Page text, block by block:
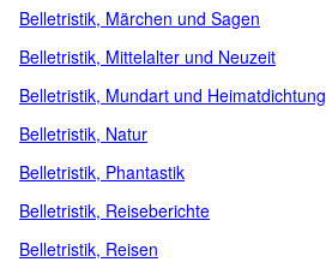
Belletristik, Märchen und Sagen
Belletristik, Mittelalter und Neuzeit
Belletristik, Mundart und Heimatdichtung
Belletristik, Natur
Belletristik, Phantastik
Belletristik, Reiseberichte
Belletristik, Reisen